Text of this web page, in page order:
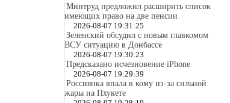
Минтруд предложил расширить список
имеющих право на две пенсии
2026-08-07 19:31:25
Зеленский обсудил с новым главкомом
ВСУ ситуацию в Донбассе
2026-08-07 19:30:23
Предсказано исчезновение iPhone
2026-08-07 19:29:39
Россиянка впала в кому из-за сильной
жары на Пхукете